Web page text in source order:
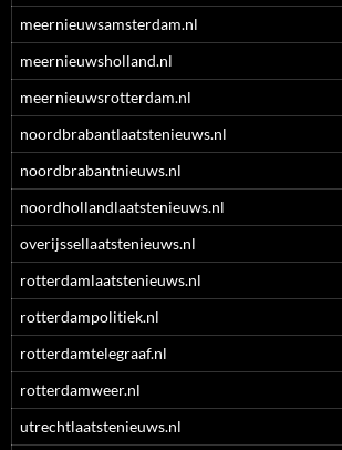
meernieuwsamsterdam.nl
meernieuwsholland.nl
meernieuwsrotterdam.nl
noordbrabantlaatstenieuws.nl
noordbrabantnieuws.nl
noordhollandlaatstenieuws.nl
overijssellaatstenieuws.nl
rotterdamlaatstenieuws.nl
rotterdampolitiek.nl
rotterdamtelegraaf.nl
rotterdamweer.nl
utrechtlaatstenieuws.nl